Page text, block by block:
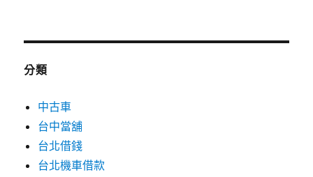
分類
中古車
台中當舖
台北借錢
台北機車借款